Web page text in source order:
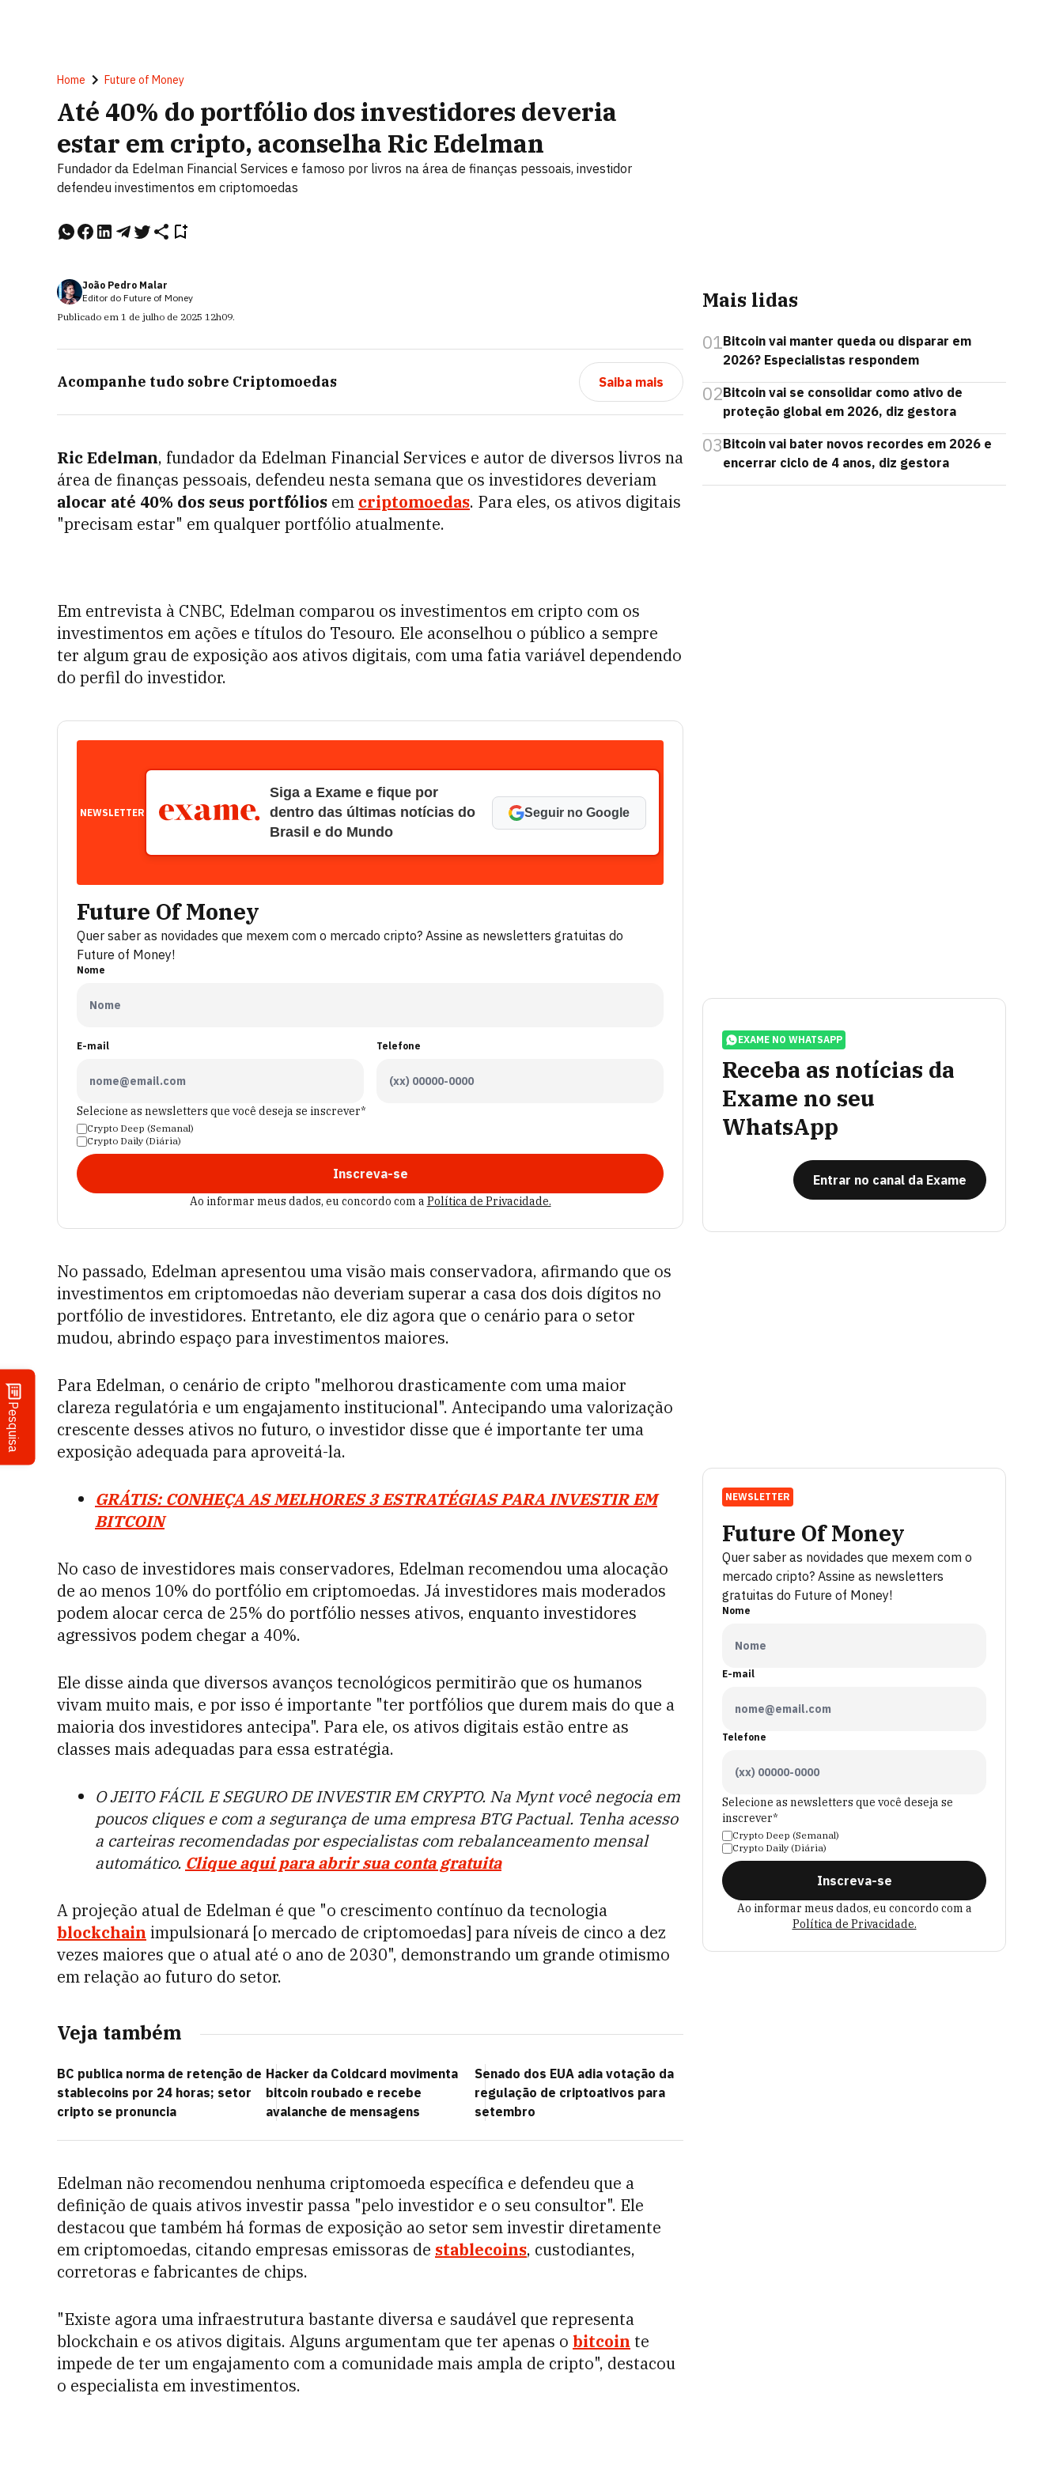
Pesquisa
Home Future of Money
Até 40% do portfólio dos investidores deveria
estar em cripto, aconselha Ric Edelman
Fundador da Edelman Financial Services e famoso por livros na área de finanças pessoais, investidor
defendeu investimentos em criptomoedas
João Pedro Malar
Editor do Future of Money
Publicado em 1 de julho de 2025 12h09.
Acompanhe tudo sobre Criptomoedas Saiba mais
Ric Edelman, fundador da Edelman Financial Services e autor de diversos livros na
área de finanças pessoais, defendeu nesta semana que os investidores deveriam
alocar até 40% dos seus portfólios em criptomoedas. Para eles, os ativos digitais
"precisam estar" em qualquer portfólio atualmente.
Em entrevista à CNBC, Edelman comparou os investimentos em cripto com os
investimentos em ações e títulos do Tesouro. Ele aconselhou o público a sempre
ter algum grau de exposição aos ativos digitais, com uma fatia variável dependendo
do perfil do investidor.
NEWSLETTER
Siga a Exame e fique por
dentro das últimas notícias do
Brasil e do Mundo
Seguir no Google
Future Of Money
Quer saber as novidades que mexem com o mercado cripto? Assine as newsletters gratuitas do
Future of Money!
Nome
E-mail Telefone
Selecione as newsletters que você deseja se inscrever*
Crypto Deep (Semanal)
Crypto Daily (Diária)
Inscreva-se
Ao informar meus dados, eu concordo com a Política de Privacidade.
No passado, Edelman apresentou uma visão mais conservadora, afirmando que os
investimentos em criptomoedas não deveriam superar a casa dos dois dígitos no
portfólio de investidores. Entretanto, ele diz agora que o cenário para o setor
mudou, abrindo espaço para investimentos maiores.
Para Edelman, o cenário de cripto "melhorou drasticamente com uma maior
clareza regulatória e um engajamento institucional". Antecipando uma valorização
crescente desses ativos no futuro, o investidor disse que é importante ter uma
exposição adequada para aproveitá-la.
GRÁTIS: CONHEÇA AS MELHORES 3 ESTRATÉGIAS PARA INVESTIR EM
BITCOIN
No caso de investidores mais conservadores, Edelman recomendou uma alocação
de ao menos 10% do portfólio em criptomoedas. Já investidores mais moderados
podem alocar cerca de 25% do portfólio nesses ativos, enquanto investidores
agressivos podem chegar a 40%.
Ele disse ainda que diversos avanços tecnológicos permitirão que os humanos
vivam muito mais, e por isso é importante "ter portfólios que durem mais do que a
maioria dos investidores antecipa". Para ele, os ativos digitais estão entre as
classes mais adequadas para essa estratégia.
O JEITO FÁCIL E SEGURO DE INVESTIR EM CRYPTO. Na Mynt você negocia em
poucos cliques e com a segurança de uma empresa BTG Pactual. Tenha acesso
a carteiras recomendadas por especialistas com rebalanceamento mensal
automático. Clique aqui para abrir sua conta gratuita
A projeção atual de Edelman é que "o crescimento contínuo da tecnologia
blockchain impulsionará [o mercado de criptomoedas] para níveis de cinco a dez
vezes maiores que o atual até o ano de 2030", demonstrando um grande otimismo
em relação ao futuro do setor.
Veja também
BC publica norma de retenção de
stablecoins por 24 horas; setor
cripto se pronuncia
Hacker da Coldcard movimenta
bitcoin roubado e recebe
avalanche de mensagens
Senado dos EUA adia votação da
regulação de criptoativos para
setembro
Edelman não recomendou nenhuma criptomoeda específica e defendeu que a
definição de quais ativos investir passa "pelo investidor e o seu consultor". Ele
destacou que também há formas de exposição ao setor sem investir diretamente
em criptomoedas, citando empresas emissoras de stablecoins, custodiantes,
corretoras e fabricantes de chips.
"Existe agora uma infraestrutura bastante diversa e saudável que representa
blockchain e os ativos digitais. Alguns argumentam que ter apenas o bitcoin te
impede de ter um engajamento com a comunidade mais ampla de cripto", destacou
o especialista em investimentos.
Mais lidas
01Bitcoin vai manter queda ou disparar em
2026? Especialistas respondem
02Bitcoin vai se consolidar como ativo de
proteção global em 2026, diz gestora
03Bitcoin vai bater novos recordes em 2026 e
encerrar ciclo de 4 anos, diz gestora
EXAME NO WHATSAPP
Receba as notícias da
Exame no seu
WhatsApp
Entrar no canal da Exame
NEWSLETTER
Future Of Money
Quer saber as novidades que mexem com o
mercado cripto? Assine as newsletters
gratuitas do Future of Money!
Nome
E-mail
Telefone
Selecione as newsletters que você deseja se
inscrever*
Crypto Deep (Semanal)
Crypto Daily (Diária)
Inscreva-se
Ao informar meus dados, eu concordo com a
Política de Privacidade.